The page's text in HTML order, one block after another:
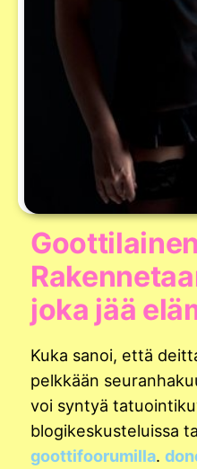
joka jää
Kuka sanoi, että
pelkkään
voi syntyä
blogikeskusteluissa
goottifoorumilla.